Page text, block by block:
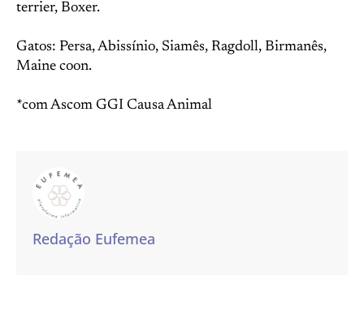
terrier, Boxer.
Gatos: Persa, Abissínio, Siamês, Ragdoll, Birmanês,
Maine coon.
*com Ascom GGI Causa Animal
Redação Eufemea